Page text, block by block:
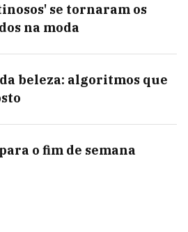
se tornaram os
na moda
beleza: algoritmos que
o fim de semana